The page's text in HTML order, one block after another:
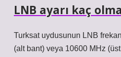
LNB ayarı kaç
Turksat uydusunun LNB
(alt bant) veya 10600 MHz